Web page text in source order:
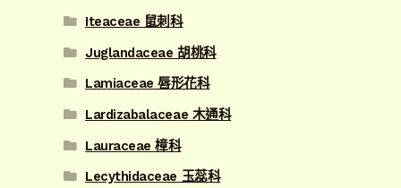
Iteaceae 鼠刺科
Juglandaceae 胡桃科
Lamiaceae 唇形花科
Lardizabalaceae 木通科
Lauraceae 樟科
Lecythidaceae 玉蕊科